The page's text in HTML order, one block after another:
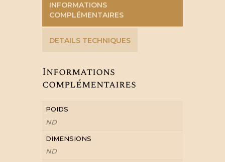
INFORMATIONS
COMPLÉMENTAIRES
DETAILS TECHNIQUES
Informations
complémentaires
POIDS
ND
DIMENSIONS
ND